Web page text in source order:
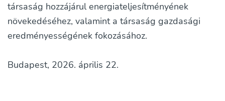
társaság hozzájárul energiateljesítményének
növekedéséhez, valamint a társaság gazdasági
eredményességének fokozásához.
Budapest, 2026. április 22.